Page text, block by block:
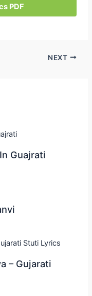
PDF
NEXT
Guajrati
– Gujarati